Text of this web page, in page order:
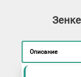
Описание